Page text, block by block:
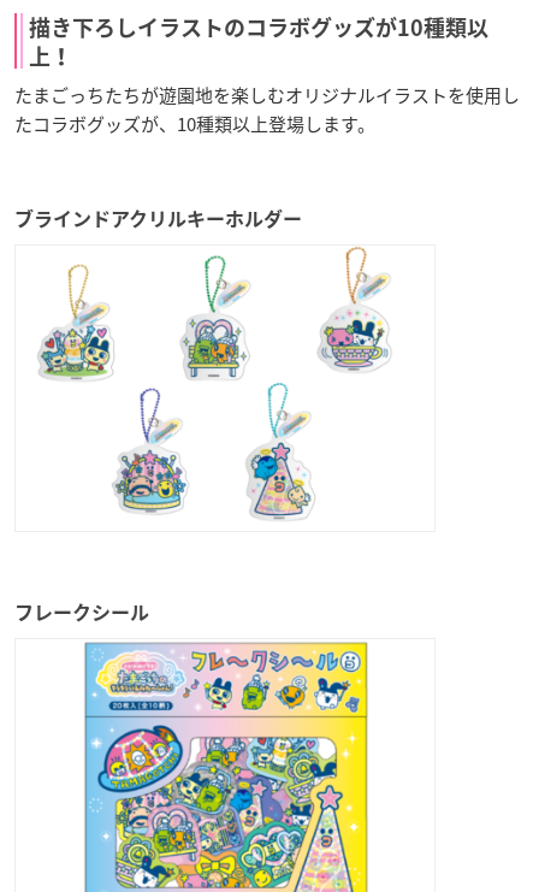
描き下ろしイラストのコラボグッズが10種類以
上！
たまごっちたちが遊園地を楽しむオリジナルイラストを使用し
たコラボグッズが、10種類以上登場します。
ブラインドアクリルキーホルダー
フレークシール